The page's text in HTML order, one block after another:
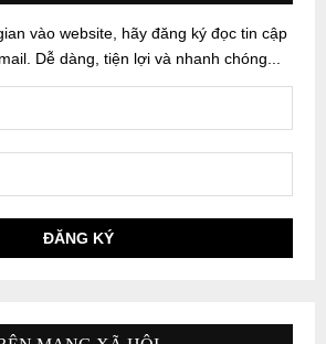
vào website, hãy đăng ký đọc tin cập
Dễ dàng, tiện lợi và nhanh chóng...